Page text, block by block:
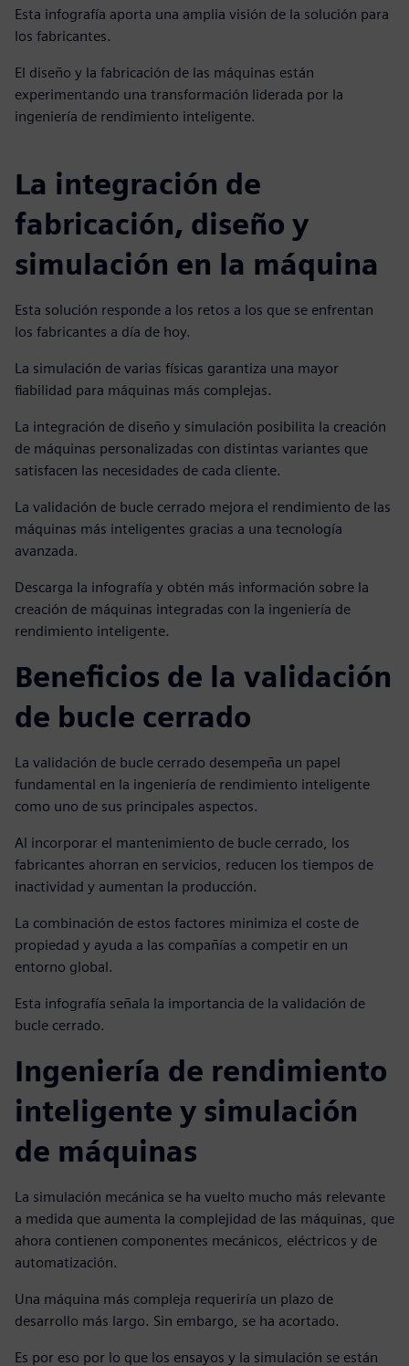
Esta infografía aporta una amplia visión de la solución para
los fabricantes.
El diseño y la fabricación de las máquinas están
experimentando una transformación liderada por la
ingeniería de rendimiento inteligente.
La integración de
fabricación, diseño y
simulación en la máquina
Esta solución responde a los retos a los que se enfrentan
los fabricantes a día de hoy.
La simulación de varias físicas garantiza una mayor
fiabilidad para máquinas más complejas.
La integración de diseño y simulación posibilita la creación
de máquinas personalizadas con distintas variantes que
satisfacen las necesidades de cada cliente.
La validación de bucle cerrado mejora el rendimiento de las
máquinas más inteligentes gracias a una tecnología
avanzada.
Descarga la infografía y obtén más información sobre la
creación de máquinas integradas con la ingeniería de
rendimiento inteligente.
Beneficios de la validación
de bucle cerrado
La validación de bucle cerrado desempeña un papel
fundamental en la ingeniería de rendimiento inteligente
como uno de sus principales aspectos.
Al incorporar el mantenimiento de bucle cerrado, los
fabricantes ahorran en servicios, reducen los tiempos de
inactividad y aumentan la producción.
La combinación de estos factores minimiza el coste de
propiedad y ayuda a las compañías a competir en un
entorno global.
Esta infografía señala la importancia de la validación de
bucle cerrado.
Ingeniería de rendimiento
inteligente y simulación
de máquinas
La simulación mecánica se ha vuelto mucho más relevante
a medida que aumenta la complejidad de las máquinas, que
ahora contienen componentes mecánicos, eléctricos y de
automatización.
Una máquina más compleja requeriría un plazo de
desarrollo más largo. Sin embargo, se ha acortado.
Es por eso por lo que los ensayos y la simulación se están